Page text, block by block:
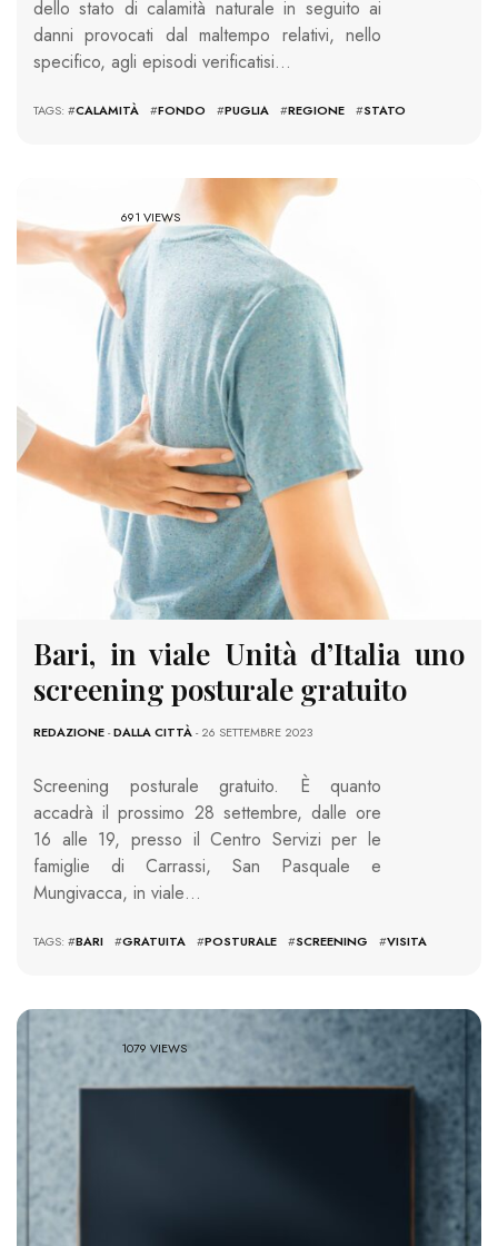
dello stato di calamità naturale in seguito ai
danni provocati dal maltempo relativi, nello
specifico, agli episodi verificatisi…
TAGS: #CALAMITÀ #FONDO #PUGLIA #REGIONE #STATO
691 VIEWS
Bari, in viale Unità d’Italia uno
screening posturale gratuito
REDAZIONE-DALLA CITTÀ- 26 SETTEMBRE 2023
Screening posturale gratuito. È quanto
accadrà il prossimo 28 settembre, dalle ore
16 alle 19, presso il Centro Servizi per le
famiglie di Carrassi, San Pasquale e
Mungivacca, in viale…
TAGS: #BARI #GRATUITA #POSTURALE #SCREENING #VISITA
1079 VIEWS